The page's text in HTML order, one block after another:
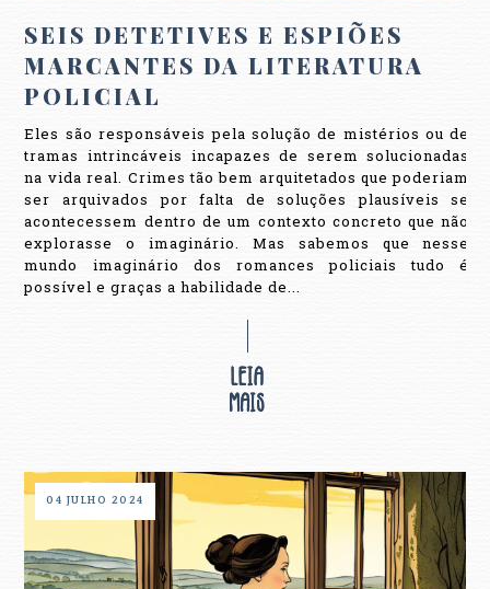
SEIS DETETIVES E ESPIÕES
MARCANTES DA LITERATURA
POLICIAL
Eles são responsáveis pela solução de mistérios ou de
tramas intrincáveis incapazes de serem solucionadas
na vida real. Crimes tão bem arquitetados que poderiam
ser arquivados por falta de soluções plausíveis se
acontecessem dentro de um contexto concreto que não
explorasse o imaginário. Mas sabemos que nesse
mundo imaginário dos romances policiais tudo é
possível e graças a habilidade de...
04 JULHO 2024